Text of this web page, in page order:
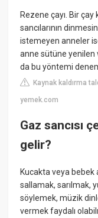
Rezene çayı. Bir çay
sancılarının
istemeyen anneler
anne sütüne yenilen
da bu yöntemi
Kaynak kaldırma
yemek.com
Gaz sancısı
gelir?
Kucakta veya
sallamak, sarılmak,
söylemek, müzik
vermek faydalı